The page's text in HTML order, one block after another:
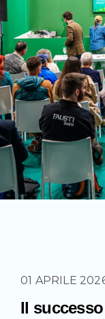
01 APRILE
Il